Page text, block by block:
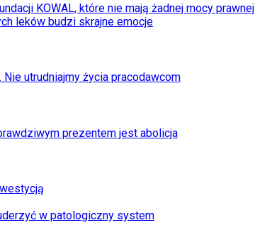
KOWAL, które nie mają żadnej mocy prawnej
leków budzi skrajne emocje
utrudniajmy życia pracodawcom
prezentem jest abolicja
w patologiczny system